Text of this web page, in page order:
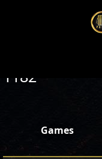
1182
Games